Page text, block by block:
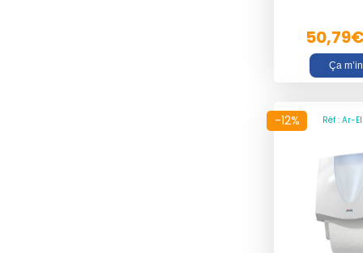
Ça
-12% Réf : Ar-